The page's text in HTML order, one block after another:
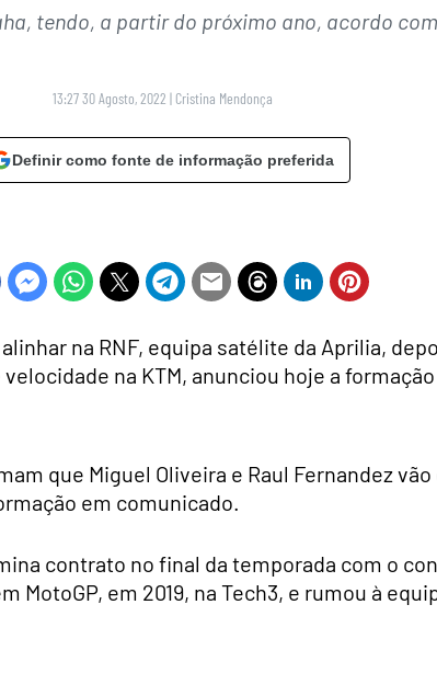
tendo, a partir do próximo ano, acordo
13:27 30 Agosto, 2022 | Cristina Mendonça
Definir como fonte de informação preferida
na RNF, equipa satélite da Aprilia,
na KTM, anunciou hoje a
que Miguel Oliveira e Raul Fernandez
em comunicado.
contrato no final da temporada com o
MotoGP, em 2019, na Tech3, e rumou à